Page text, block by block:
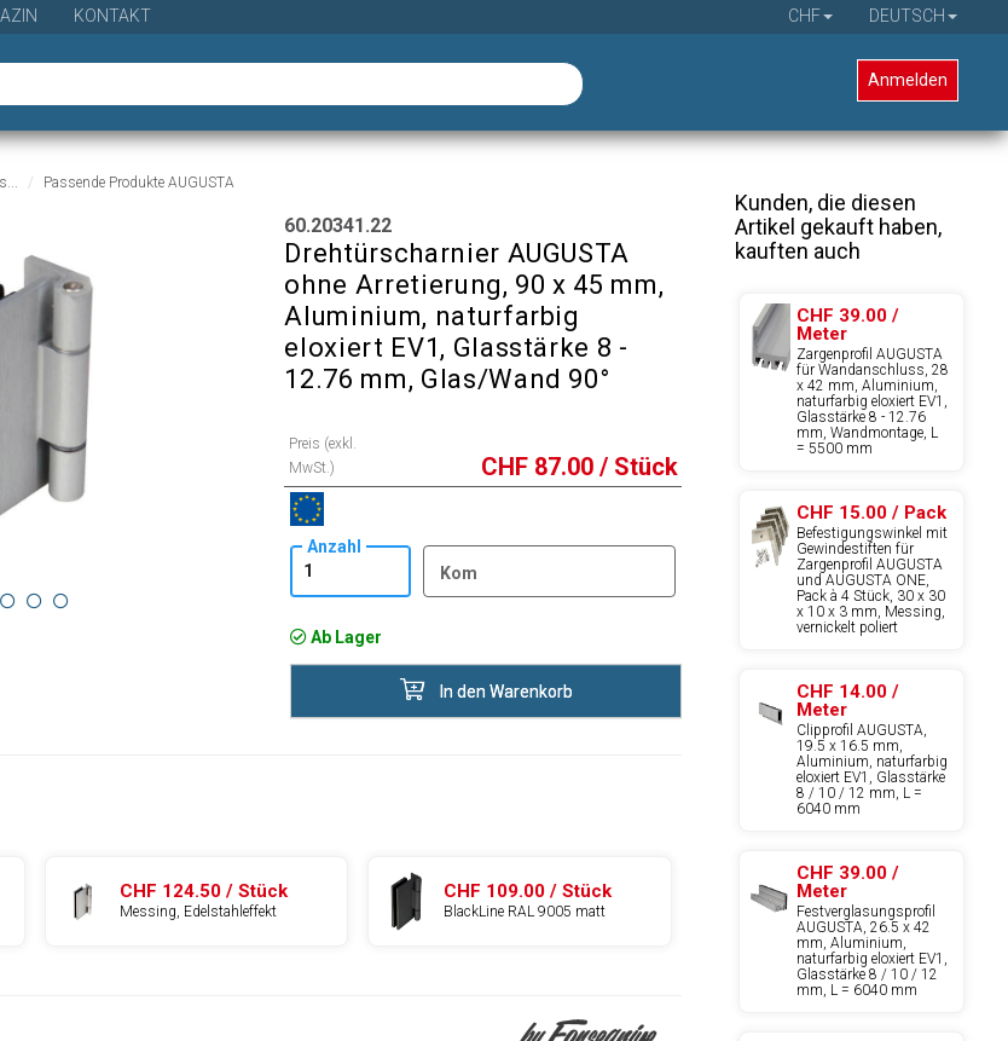
KONTAKT CHF DEUTSCH
Anmelden
Passende Produkte AUGUSTA
60.20341.22
Drehtürscharnier AUGUSTA
ohne Arretierung, 90 x 45 mm,
Aluminium, naturfarbig
eloxiert EV1, Glasstärke 8 -
12.76 mm, Glas/Wand 90°
Preis (exkl.
MwSt.)
CHF 87.00 / Stück
Anzahl
Kom
Ab Lager
In den Warenkorb
CHF 124.50 / Stück
Messing, Edelstahleffekt
CHF 109.00 / Stück
BlackLine RAL 9005 matt
Kunden, die diesen
Artikel gekauft haben,
kauften auch
CHF 39.00 /
Meter
Zargenprofil AUGUSTA
für Wandanschluss, 28
x 42 mm, Aluminium,
naturfarbig eloxiert EV1,
Glasstärke 8 - 12.76
mm, Wandmontage, L
= 5500 mm
CHF 15.00 / Pack
Befestigungswinkel mit
Gewindestiften für
Zargenprofil AUGUSTA
und AUGUSTA ONE,
Pack à 4 Stück, 30 x 30
x 10 x 3 mm, Messing,
vernickelt poliert
CHF 14.00 /
Meter
Clipprofil AUGUSTA,
19.5 x 16.5 mm,
Aluminium, naturfarbig
eloxiert EV1, Glasstärke
8 / 10 / 12 mm, L =
6040 mm
CHF 39.00 /
Meter
Festverglasungsprofil
AUGUSTA, 26.5 x 42
mm, Aluminium,
naturfarbig eloxiert EV1,
Glasstärke 8 / 10 / 12
mm, L = 6040 mm